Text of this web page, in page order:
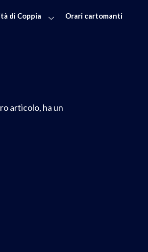
di Coppia
Orari cartomanti
articolo, ha un